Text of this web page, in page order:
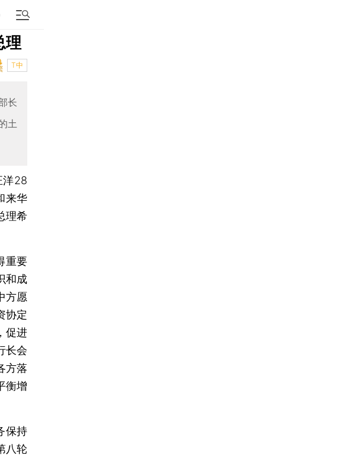
理
T中
长
土
洋28
来华
理希
重要
和成
方愿
协定
促进
长会
方落
衡增
保持
八轮